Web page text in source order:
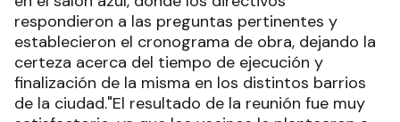
respondieron a las preguntas pertinentes y
establecieron el cronograma de obra, dejando la
certeza acerca del tiempo de ejecución y
finalización de la misma en los distintos barrios
de la ciudad."El resultado de la reunión fue muy